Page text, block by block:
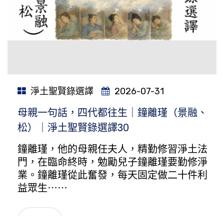
淨土聖賢錄選譯 2026-07-31
母親一句話，四代都往生｜鐘離瑾（景融、
松）｜淨土聖賢錄選譯30
鐘離瑾，他的母親任夫人，精勤修習淨土法
門，在臨命終時，勉勵兒子鐘離瑾要勤修淨
業。鐘離瑾從此奮發，每天固定做二十件利
益眾生⋯⋯